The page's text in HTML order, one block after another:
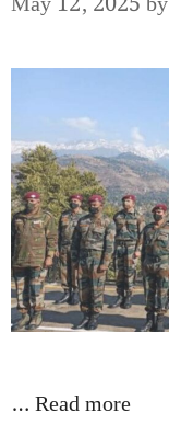
…Read more